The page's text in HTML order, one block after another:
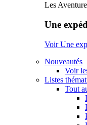
Les
Une
Voir Une
Nouveautés
Voir
Listes
Tout